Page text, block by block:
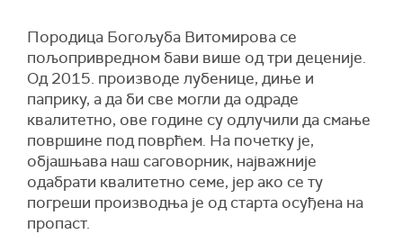
Породица Богољуба Витомирова се
пољопривредном бави више од три деценије.
Од 2015. производе лубенице, диње и
паприку, а да би све могли да одраде
квалитетно, ове године су одлучили да смање
површине под поврћем. На почетку је,
објашњава наш саговорник, најважније
одабрати квалитетно семе, јер ако се ту
погреши производња је од старта осуђена на
пропаст.